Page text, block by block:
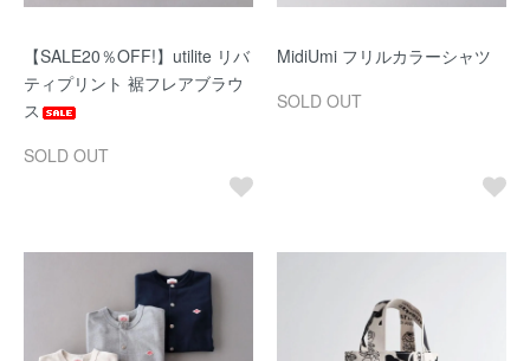
【SALE20％OFF!】utilite リバ
ティプリント 裾フレアブラウ
ス
SOLD OUT
MidiUmi フリルカラーシャツ
SOLD OUT